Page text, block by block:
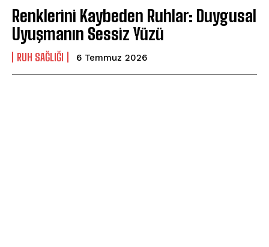
Renklerini Kaybeden Ruhlar: Duygusal
Uyuşmanın Sessiz Yüzü
⁠RUH SAĞLIĞI 6 Temmuz 2026